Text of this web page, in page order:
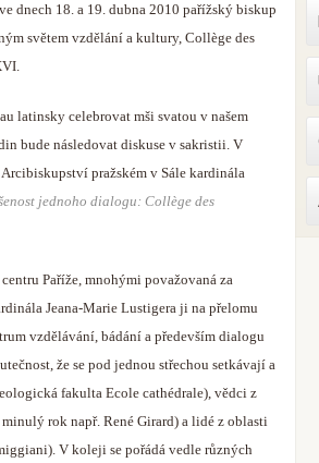
dnech 18. a 19. dubna 2010 pařížský biskup
světem vzdělání a kultury, Collège des
latinsky celebrovat mši svatou v našem
bude následovat diskuse v sakristii. V
pražském v Sále kardinála
jednoho dialogu: Collège des
Paříže, mnohými považovaná za
Jeana-Marie Lustigera ji na přelomu
vzdělávání, bádání a především dialogu
že se pod jednou střechou setkávají a
fakulta Ecole cathédrale), vědci z
rok např. René Girard) a lidé z oblasti
V koleji se pořádá vedle různých